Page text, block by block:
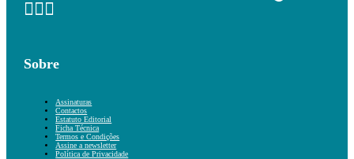
Sobre
Assinaturas
Contactos
Estatuto Editorial
Ficha Técnica
Termos e Condições
Assine a newsletter
Política de Privacidade